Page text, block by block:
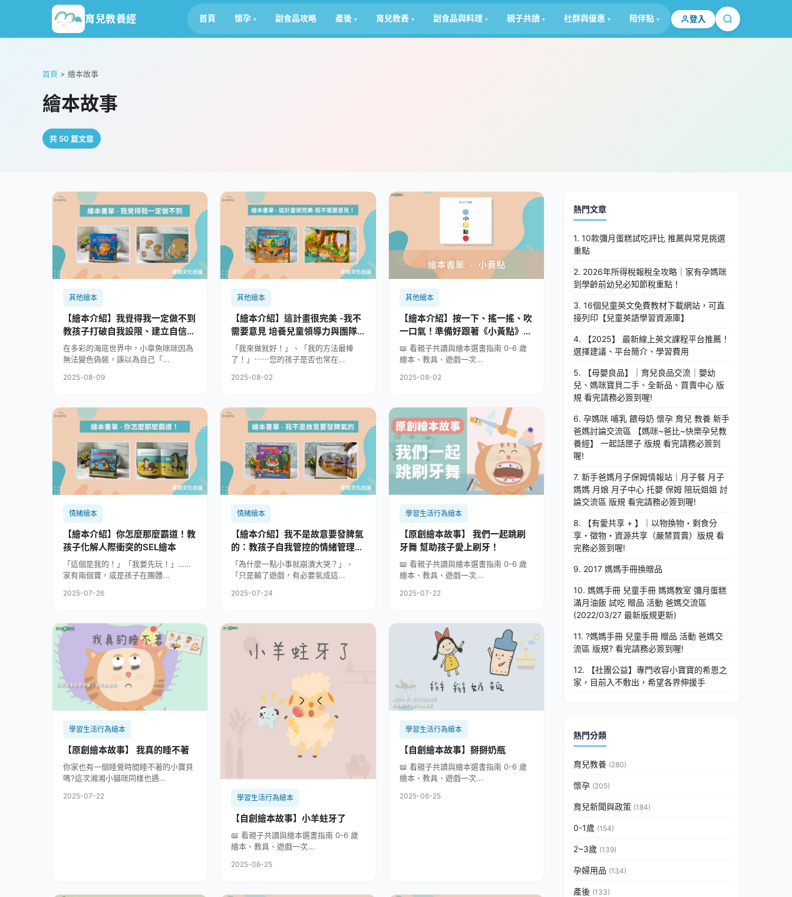
育兒教養經 首頁 懷孕 副食品攻略 產後 育兒教養 副食品與料理 親子共讀 社群與優惠 陪伴點 登入
首頁 > 繪本故事
繪本故事
共 50 篇文章
其他繪本
【繪本介紹】我覺得我一定做不到
教孩子打破自我設限、建立自信的
SEL繪本
在多彩的海底世界中，小章魚咪咪因為
無法變色偽裝，誤以為自己「...
2025-08-09
其他繪本
【繪本介紹】這計畫很完美 -我不
需要意見 培養兒童領導力與團隊
合作的SEL繪本
「我來做就好！」、「我的方法最棒
了！」⋯⋯您的孩子是否也常在...
2025-08-02
其他繪本
【繪本介紹】按一下、搖一搖、吹
一口氣！準備好跟著《小黃點》一
起探險了嗎？
📖 看親子共讀與繪本選書指南 0-6 歲
繪本、教具、遊戲一次...
2025-08-02
情緒繪本
【繪本介紹】你怎麼那麼霸道！教
孩子化解人際衝突的SEL繪本
「這個是我的！」「我要先玩！」……
家有兩個寶，或是孩子在團體...
2025-07-26
情緒繪本
【繪本介紹】我不是故意要發脾氣
的：教孩子自我管控的情緒管理繪
本 (SEL系列)
「為什麼一點小事就崩潰大哭？」、
「只是輸了遊戲，有必要氣成這...
2025-07-24
學習生活行為繪本
【原創繪本故事】 我們一起跳刷
牙舞 幫助孩子愛上刷牙！
📖 看親子共讀與繪本選書指南 0-6 歲
繪本、教具、遊戲一次...
2025-07-22
學習生活行為繪本
【原創繪本故事】 我真的睡不著
你家也有一個睡覺時間睡不著的小寶貝
嗎?這次湘湘小貓咪同樣也遇...
2025-07-22 學習生活行為繪本
【自創繪本故事】小羊蛀牙了
📖 看親子共讀與繪本選書指南 0-6 歲
繪本、教具、遊戲一次...
2025-06-25
學習生活行為繪本
【自創繪本故事】掰掰奶瓶
📖 看親子共讀與繪本選書指南 0-6 歲
繪本、教具、遊戲一次...
2025-06-25
熱門文章
1. 10款彌月蛋糕試吃評比 推薦與常見挑選
重點
2. 2026年所得稅報稅全攻略｜家有孕媽咪
到學齡前幼兒必知節稅重點！
3. 16個兒童英文免費教材下載網站，可直
接列印【兒童英語學習資源庫】
4. 【2025】 最新線上英文課程平台推薦！
選擇建議、平台簡介、學習費用
5. 【母嬰良品】｜育兒良品交流｜嬰幼
兒、媽咪寶貝二手、全新品、買賣中心 版
規 看完請務必簽到喔!
6. 孕媽咪 哺乳 餵母奶 懷孕 育兒 教養 新手
爸媽討論交流區 【媽咪~爸比~快樂孕兒教
養經】 一起話匣子 版規 看完請務必簽到
喔!
7. 新手爸媽月子保姆情報站｜月子餐 月子
媽媽 月娘 月子中心 托嬰 保姆 陪玩姐姐 討
論交流區 版規 看完請務必簽到喔!
8. 【有愛共享 + 】｜以物換物・剩食分
享・徵物・資源共享（嚴禁買賣）版規 看
完務必簽到喔!
9. 2017 媽媽手冊換贈品
10. 媽媽手冊 兒童手冊 媽媽教室 彌月蛋糕
滿月油飯 試吃 贈品 活動 爸媽交流區
(2022/03/27 最新版規更新)
11. ?媽媽手冊 兒童手冊 贈品 活動 爸媽交
流區 版規? 看完請務必簽到喔!
12. 【社團公益】專門收容小寶寶的希恩之
家，目前入不敷出，希望各界伸援手
熱門分類
育兒教養 (280)
懷孕 (205)
育兒新聞與政策 (184)
0-1歲 (154)
2~3歲 (139)
孕婦用品 (134)
產後 (133)